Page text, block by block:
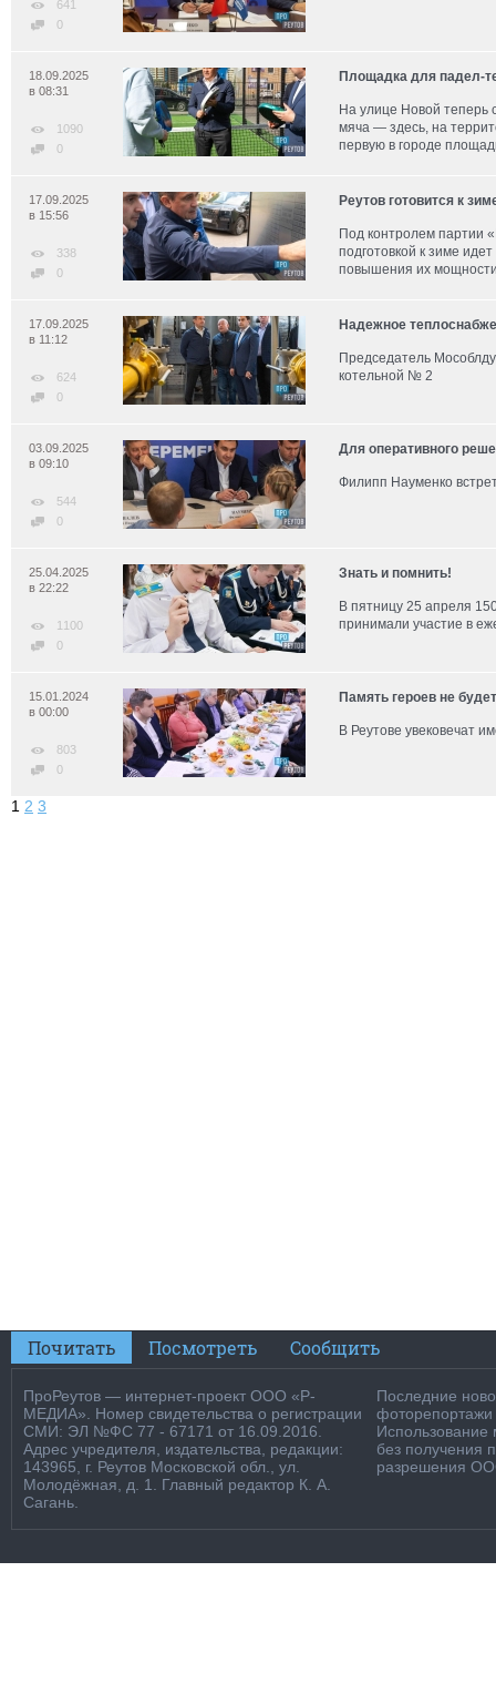
641
0
Площадка для падел-
На улице Новой теперь
мяча — здесь, на
первую в городе
18.09.2025
в 08:31
1090
0
Реутов готовится к
Под контролем партии
подготовкой к зиме
повышения их
17.09.2025
в 15:56
338
0
Надежное
Председатель
котельной № 2
17.09.2025
в 11:12
624
0
Для оперативного
Филипп Науменко
03.09.2025
в 09:10
544
0
Знать и помнить!
В пятницу 25 апреля
принимали участие в
25.04.2025
в 22:22
1100
0
Память героев не
В Реутове увековечат
15.01.2024
в 00:00
803
0
1 2 3
Почитать Посмотреть Сообщить
ПроРеутов — интернет-проект ООО «Р-
МЕДИА». Номер свидетельства о регистрации
СМИ: ЭЛ №ФС 77 - 67171 от 16.09.2016.
Адрес учредителя, издательства, редакции:
143965, г. Реутов Московской обл., ул.
Молодёжная, д. 1. Главный редактор К. А.
Сагань.
Последние
фоторепортажи
Использование
без получения
разрешения